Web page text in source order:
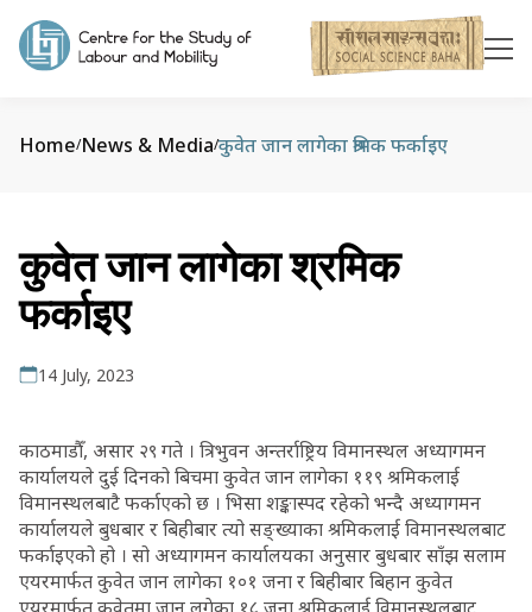
Home/News & Media/कुवेत जान लागेका श्रमिक फर्काइए
कुवेत जान लागेका श्रमिक
फर्काइए
14 July, 2023
काठमाडौँ, असार २९ गते । त्रिभुवन अन्तर्राष्ट्रिय विमानस्थल अध्यागमन
कार्यालयले दुई दिनको बिचमा कुवेत जान लागेका ११९ श्रमिकलाई
विमानस्थलबाटै फर्काएको छ । भिसा शङ्कास्पद रहेको भन्दै अध्यागमन
कार्यालयले बुधबार र बिहीबार त्यो सङ्ख्याका श्रमिकलाई विमानस्थलबाट
फर्काइएको हो । सो अध्यागमन कार्यालयका अनुसार बुधबार साँझ सलाम
एयरमार्फत कुवेत जान लागेका १०१ जना र बिहीबार बिहान कुवेत